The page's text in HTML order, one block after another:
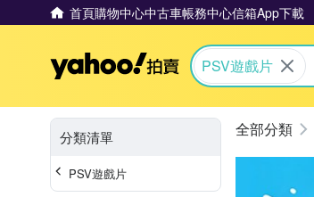
首頁購物中心中古車帳務中心信箱App下載
Yahoo拍賣
PSV遊戲片
分類清單
PSV遊戲片